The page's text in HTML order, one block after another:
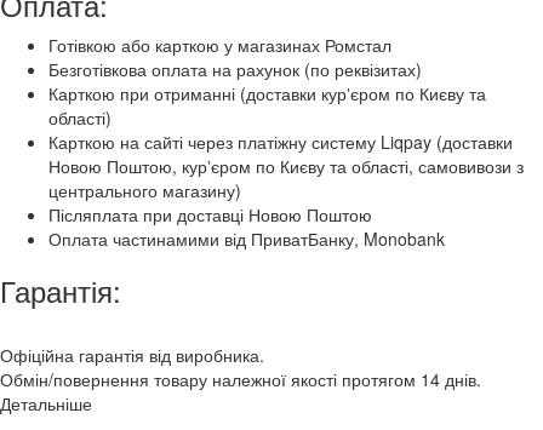
Готівкою або карткою у магазинах Ромстал
Безготівкова оплата на рахунок (по реквізитах)
Карткою при отриманні (доставки курʼєром по Києву та
області)
Карткою на сайті через платіжну систему Liqpay (доставки
Новою Поштою, курʼєром по Києву та області, самовивози з
центрального магазину)
Післяплата при доставці Новою Поштою
Оплата частинамими від ПриватБанку, Monobank
Гарантія:
Офіційна гарантія від виробника.
Обмін/повернення товару належної якості протягом 14 днів.
Детальніше